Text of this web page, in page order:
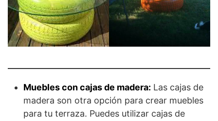
Muebles con cajas de madera: Las cajas de
madera son otra opción para crear muebles
para tu terraza. Puedes utilizar cajas de